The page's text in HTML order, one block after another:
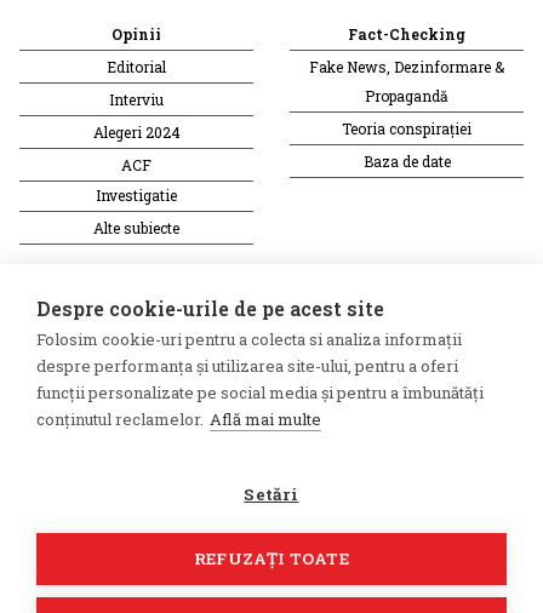
Opinii
Editorial
Interviu
Alegeri 2024
ACF
Investigatie
Alte subiecte
Fact-Checking
Fake News, Dezinformare &
Propagandă
Teoria conspirației
Baza de date
Revista presei fake
Presa rusă independentă
Presa rusa pro-Kremlin
Podcast
Reportaj video
Interviu video
Asociației Alianța
Internațională a Jurnaliștilor
Despre cookie-urile de pe acest site
Folosim cookie-uri pentru a colecta si analiza informații
despre performanța și utilizarea site-ului, pentru a oferi
funcții personalizate pe social media și pentru a îmbunătăți
conținutul reclamelor. Află mai multe
Setări
REFUZAȚI TOATE